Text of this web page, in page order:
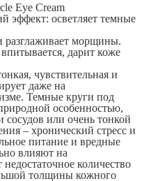
Eye Cream
эффект: осветляет темные
разглаживает морщины.
дарит коже
чувствительная и
даже на
Темные круги под
особенностью,
или очень тонкой
– хронический стресс и
питание и вредные
влияют на
количество
толщины кожного